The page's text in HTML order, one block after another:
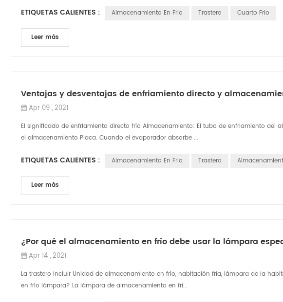
ETIQUETAS CALIENTES : Almacenamiento En Frio Trastero Cuarto Frio
Leer más
Ventajas y desventajas de enfriamiento directo y
Apr 09 , 2021
El significado de enfriamiento directo frío Almacenamiento: El tubo de enfriamiento del
el almacenamiento Placa. Cuando el evaporador absorbe ...
ETIQUETAS CALIENTES : Almacenamiento En Frio Trastero
Leer más
¿Por qué el almacenamiento en frío debe usar la lámpara
Apr 14 , 2021
La trastero incluir Unidad de almacenamiento en frío, habitación fría, lámpara de la
en frío lámpara? La lámpara de almacenamiento en frí...